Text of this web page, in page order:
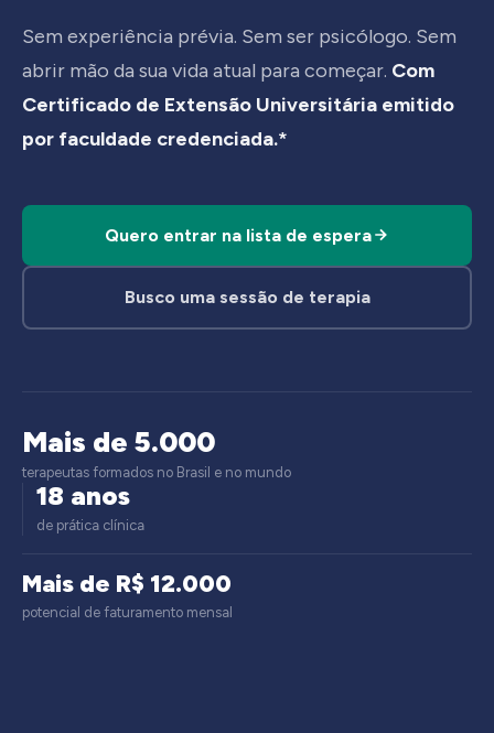
Sem experiência prévia. Sem ser psicólogo. Sem
abrir mão da sua vida atual para começar. Com
Certificado de Extensão Universitária emitido
por faculdade credenciada.*
Quero entrar na lista de espera
Busco uma sessão de terapia
Mais de 5.000
terapeutas formados no Brasil e no mundo
18 anos
de prática clínica
Mais de R$ 12.000
potencial de faturamento mensal